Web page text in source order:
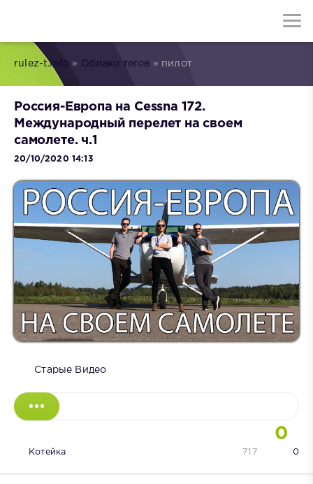
rulez-t.info » Облако тегов » пилот
Россия-Европа на Cessna 172.
Международный перелет на своем
самолете. ч.1
20/10/2020 14:13
Старые Видео
0
Котейка 0
717